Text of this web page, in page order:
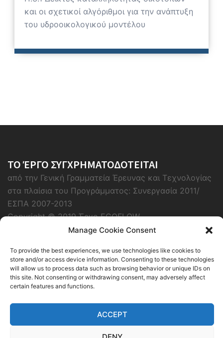
Manage Cookie Consent
To provide the best experiences, we use technologies like cookies to
store and/or access device information. Consenting to these technologies
will allow us to process data such as browsing behavior or unique IDs on
this site. Not consenting or withdrawing consent, may adversely affect
certain features and functions.
ACCEPT
και οι σχετικοί αλγόριθμοι για την ανάπτυξη
του υδροοικολογικού μοντέλου
ΤΟ ΈΡΓΟ ΣΥΓΧΡΗΜΑΤΟΔΟΤΕΙΤΑΙ
από την Γενική Γραμματεία Έρευνας και Τεχνολογίας
στα πλαίσια του Προγράμματος: Συνεργασία 2011/
ΕΣΠΑ 2007-2013
Copyright © 2019 Έργο ECOFLOW